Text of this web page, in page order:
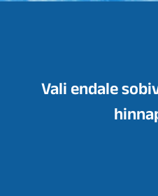
Vali endale